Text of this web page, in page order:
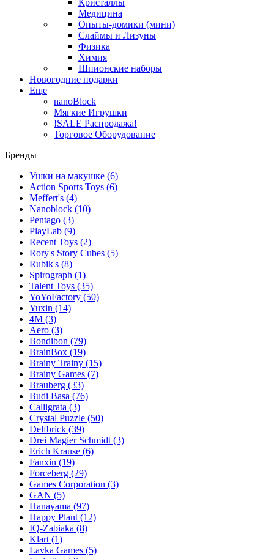
Кристаллы
Медицина
Опыты-домики (мини)
Слаймы и Лизуны
Физика
Химия
Шпионские наборы
Новогодние подарки
Еще
nanoBlock
Мягкие Игрушки
!SALE Распродажа!
Торговое Оборудование
Бренды
Ушки на макушке (6)
Action Sports Toys (6)
Meffert's (4)
Nanoblock (10)
Pentago (3)
PlayLab (9)
Recent Toys (2)
Rory's Story Cubes (5)
Rubik's (8)
Spirograph (1)
Talent Toys (35)
YoYoFactory (50)
Yuxin (14)
4M (3)
Aero (3)
Bondibon (79)
BrainBox (19)
Brainy Trainy (15)
Brainy Games (7)
Brauberg (33)
Budi Basa (76)
Calligrata (3)
Crystal Puzzle (50)
Delfbrick (39)
Drei Magier Schmidt (3)
Erich Krause (6)
Fanxin (19)
Forceberg (29)
Games Corporation (3)
GAN (5)
Hanayama (97)
Happy Plant (12)
IQ-Zabiaka (8)
Klart (1)
Lavka Games (5)